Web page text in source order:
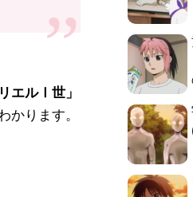
エルⅠ世」
かります。